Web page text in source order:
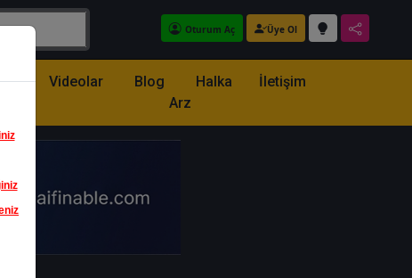
Oturum Aç Üye Ol
Videolar Blog
Halka
Arz
İletişim